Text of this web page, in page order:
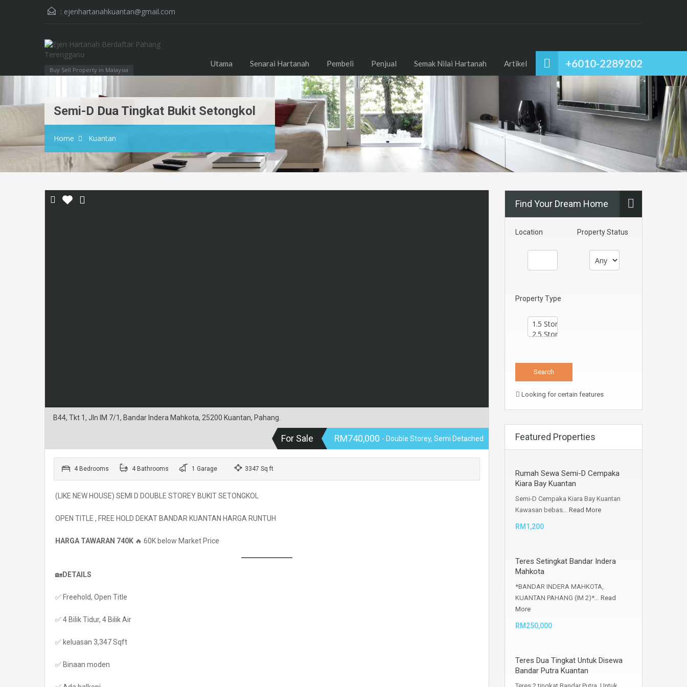
: ejenhartanahkuantan@gmail.com
Buy Sell Property in Malaysia
+6010-2289202
Utama Senarai Hartanah Pembeli Penjual Semak Nilai Hartanah Artikel
Semi-D Dua Tingkat Bukit Setongkol
Home Kuantan
B44, Tkt 1, Jln IM 7/1, Bandar Indera Mahkota, 25200 Kuantan, Pahang.
For Sale RM740,000 - Double Storey, Semi Detached
4 Bedrooms 4 Bathrooms 1 Garage 3347 Sq ft
(LIKE NEW HOUSE) SEMI D DOUBLE STOREY BUKIT SETONGKOL
OPEN TITLE , FREE HOLD DEKAT BANDAR KUANTAN HARGA RUNTUH
HARGA TAWARAN 740K 🔥 60K below Market Price
🏡DETAILS
✅ Freehold, Open Title
✅ 4 Bilik Tidur, 4 Bilik Air
✅ keluasan 3,347 Sqft
✅ Binaan moden
Find Your Dream Home
Location Property Status
Property Type
Looking for certain features
Featured Properties
Rumah Sewa Semi-D Cempaka
Kiara Bay Kuantan
Semi-D Cempaka Kiara Bay Kuantan
Kawasan bebas… Read More
RM1,200
Teres Setingkat Bandar Indera
Mahkota
*BANDAR INDERA MAHKOTA,
KUANTAN PAHANG (IM 2)*… Read
More
RM250,000
Teres Dua Tingkat Untuk Disewa
Bandar Putra Kuantan